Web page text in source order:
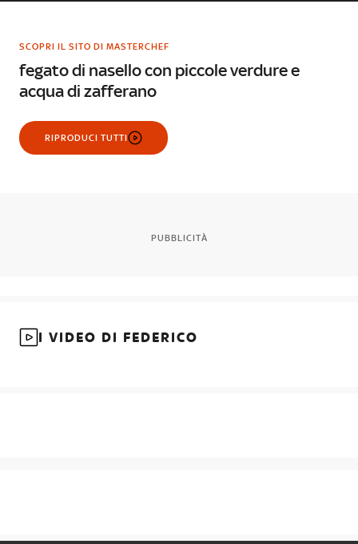
SCOPRI IL SITO DI MASTERCHEF
fegato di nasello con piccole verdure e
acqua di zafferano
RIPRODUCI TUTTI
PUBBLICITÀ
I VIDEO DI FEDERICO